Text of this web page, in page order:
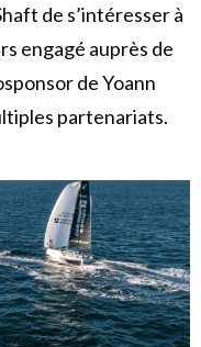
de s’intéresser à
engagé auprès de
de Yoann
partenariats.